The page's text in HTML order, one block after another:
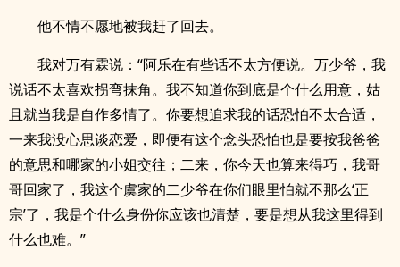
他不情不愿地被我赶了回去。
我对万有霖说：“阿乐在有些话不太方便说。万少爷，我
说话不太喜欢拐弯抹角。我不知道你到底是个什么用意，姑
且就当我是自作多情了。你要想追求我的话恐怕不太合适，
一来我没心思谈恋爱，即便有这个念头恐怕也是要按我爸爸
的意思和哪家的小姐交往；二来，你今天也算来得巧，我哥
哥回家了，我这个虞家的二少爷在你们眼里怕就不那么‘正
宗’了，我是个什么身份你应该也清楚，要是想从我这里得到
什么也难。”